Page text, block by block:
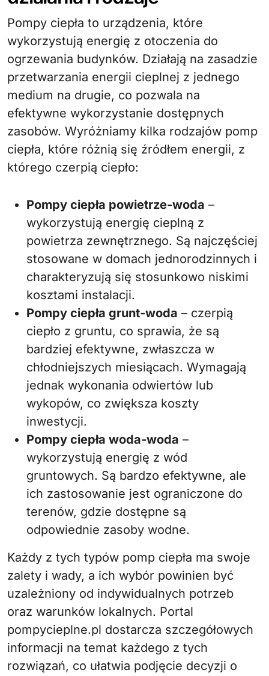
Pompy ciepła to urządzenia, które
wykorzystują energię z otoczenia do
ogrzewania budynków. Działają na zasadzie
przetwarzania energii cieplnej z jednego
medium na drugie, co pozwala na
efektywne wykorzystanie dostępnych
zasobów. Wyróżniamy kilka rodzajów pomp
ciepła, które różnią się źródłem energii, z
którego czerpią ciepło:
Pompy ciepła powietrze-woda –
wykorzystują energię cieplną z
powietrza zewnętrznego. Są najczęściej
stosowane w domach jednorodzinnych i
charakteryzują się stosunkowo niskimi
kosztami instalacji.
Pompy ciepła grunt-woda – czerpią
ciepło z gruntu, co sprawia, że są
bardziej efektywne, zwłaszcza w
chłodniejszych miesiącach. Wymagają
jednak wykonania odwiertów lub
wykopów, co zwiększa koszty
inwestycji.
Pompy ciepła woda-woda –
wykorzystują energię z wód
gruntowych. Są bardzo efektywne, ale
ich zastosowanie jest ograniczone do
terenów, gdzie dostępne są
odpowiednie zasoby wodne.
Każdy z tych typów pomp ciepła ma swoje
zalety i wady, a ich wybór powinien być
uzależniony od indywidualnych potrzeb
oraz warunków lokalnych. Portal
pompycieplne.pl dostarcza szczegółowych
informacji na temat każdego z tych
rozwiązań, co ułatwia podjęcie decyzji o